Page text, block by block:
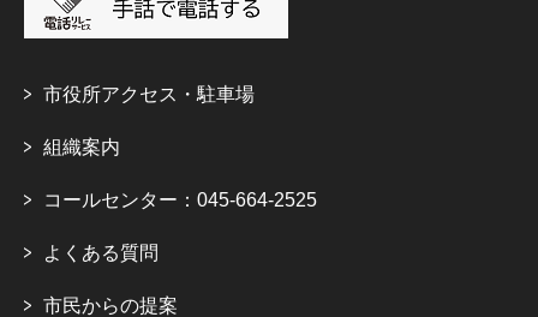
市役所アクセス・駐車場
組織案内
コールセンター：045-664-2525
よくある質問
市民からの提案